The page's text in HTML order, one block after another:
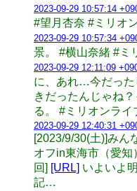
2023-09-29 10:57:14
#望月杏奈 #ミリオ
2023-09-29 10:57:34
景。 #横山奈緒 #ミ
2023-09-29 12:11:09
に、あれ…今だった
きだったんじゃね
る。 #ミリオンライ
2023-09-29 12:40:31
[2023/9/30(土)]みん
オフin東海市（愛
回] [URL] いよいよ
記…